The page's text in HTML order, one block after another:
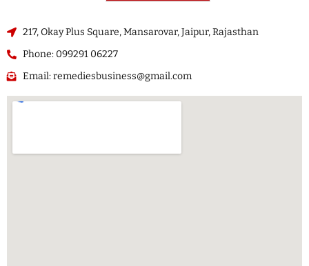
217, Okay Plus Square, Mansarovar, Jaipur, Rajasthan
Phone: 099291 06227
Email: remediesbusiness@gmail.com